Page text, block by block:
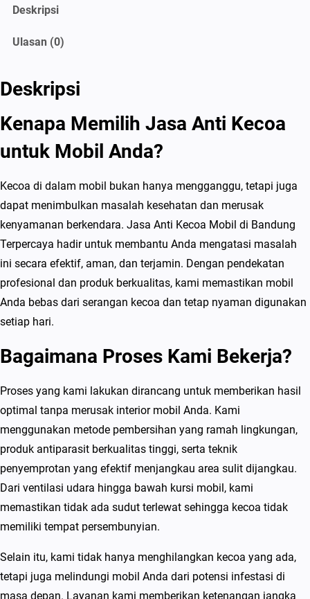
Deskripsi
Ulasan (0)
Deskripsi
Kenapa Memilih Jasa Anti Kecoa
untuk Mobil Anda?
Kecoa di dalam mobil bukan hanya mengganggu, tetapi juga
dapat menimbulkan masalah kesehatan dan merusak
kenyamanan berkendara. Jasa Anti Kecoa Mobil di Bandung
Terpercaya hadir untuk membantu Anda mengatasi masalah
ini secara efektif, aman, dan terjamin. Dengan pendekatan
profesional dan produk berkualitas, kami memastikan mobil
Anda bebas dari serangan kecoa dan tetap nyaman digunakan
setiap hari.
Bagaimana Proses Kami Bekerja?
Proses yang kami lakukan dirancang untuk memberikan hasil
optimal tanpa merusak interior mobil Anda. Kami
menggunakan metode pembersihan yang ramah lingkungan,
produk antiparasit berkualitas tinggi, serta teknik
penyemprotan yang efektif menjangkau area sulit dijangkau.
Dari ventilasi udara hingga bawah kursi mobil, kami
memastikan tidak ada sudut terlewat sehingga kecoa tidak
memiliki tempat persembunyian.
Selain itu, kami tidak hanya menghilangkan kecoa yang ada,
tetapi juga melindungi mobil Anda dari potensi infestasi di
masa depan. Layanan kami memberikan ketenangan jangka